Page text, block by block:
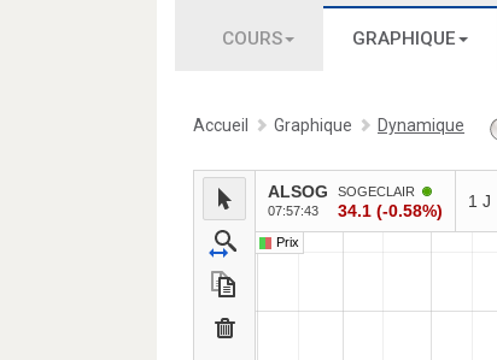
COURS GRAPHIQUE
Accueil Graphique Dynamique